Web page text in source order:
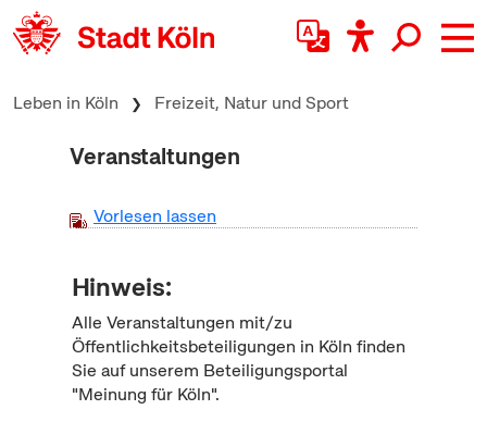
zum Inhalt springen
Leben in Köln Freizeit, Natur und Sport
Veranstaltungen
Vorlesen lassen
Hinweis:
Alle Veranstaltungen mit/zu
Öffentlichkeitsbeteiligungen in Köln finden
Sie auf unserem Beteiligungsportal
"Meinung für Köln".